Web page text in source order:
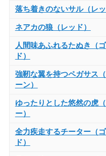
落ち着きのないサル（レッ
ネアカの狼（レッド）
人間味あふれるたぬき（
ド）
強靭な翼を持つペガサス
ーン）
ゆったりとした悠然の虎
ー）
全力疾走するチーター（
ド）